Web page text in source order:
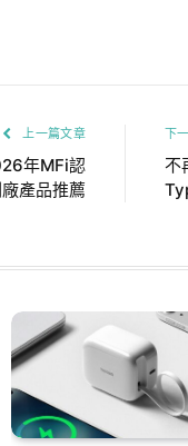
上一篇文章
年MFi認
產品推薦
下
不